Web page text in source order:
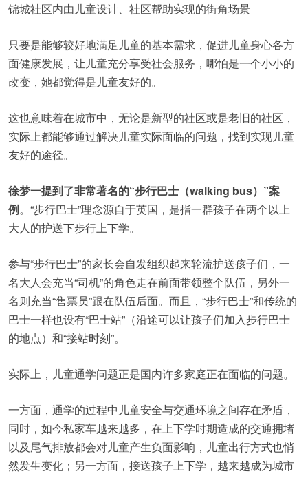
锦城社区内由儿童设计、社区帮助实现的街角场景
只要是能够较好地满足儿童的基本需求，促进儿童身心各方
面健康发展，让儿童充分享受社会服务，哪怕是一个小小的
改变，她都觉得是儿童友好的。
这也意味着在城市中，无论是新型的社区或是老旧的社区，
实际上都能够通过解决儿童实际面临的问题，找到实现儿童
友好的途径。
徐梦一提到了非常著名的“步行巴士（walking bus）”案
例。“步行巴士”理念源自于英国，是指一群孩子在两个以上
大人的护送下步行上下学。
参与“步行巴士”的家长会自发组织起来轮流护送孩子们，一
名大人会充当“司机”的角色走在前面带领整个队伍，另外一
名则充当“售票员”跟在队伍后面。而且，“步行巴士”和传统的
巴士一样也设有“巴士站”（沿途可以让孩子们加入步行巴士
的地点）和“接站时刻”。
实际上，儿童通学问题正是国内许多家庭正在面临的问题。
一方面，通学的过程中儿童安全与交通环境之间存在矛盾，
同时，如今私家车越来越多，在上下学时期造成的交通拥堵
以及尾气排放都会对儿童产生负面影响，儿童出行方式也悄
然发生变化；另一方面，接送孩子上下学，越来越成为城市